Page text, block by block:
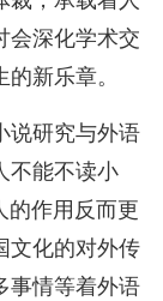
会深化学术交
新乐章。
说研究与外语
不能不读小
的作用反而更
文化的对外传
事情等着外语